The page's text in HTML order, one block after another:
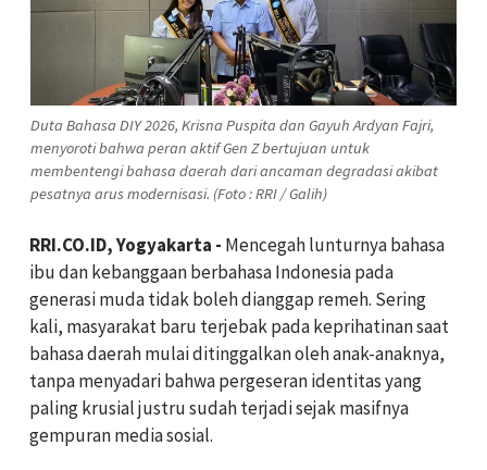
Duta Bahasa DIY 2026, Krisna Puspita dan Gayuh Ardyan Fajri,
menyoroti bahwa peran aktif Gen Z bertujuan untuk
membentengi bahasa daerah dari ancaman degradasi akibat
pesatnya arus modernisasi. (Foto : RRI / Galih)
RRI.CO.ID, Yogyakarta - Mencegah lunturnya bahasa
ibu dan kebanggaan berbahasa Indonesia pada
generasi muda tidak boleh dianggap remeh. Sering
kali, masyarakat baru terjebak pada keprihatinan saat
bahasa daerah mulai ditinggalkan oleh anak-anaknya,
tanpa menyadari bahwa pergeseran identitas yang
paling krusial justru sudah terjadi sejak masifnya
gempuran media sosial.